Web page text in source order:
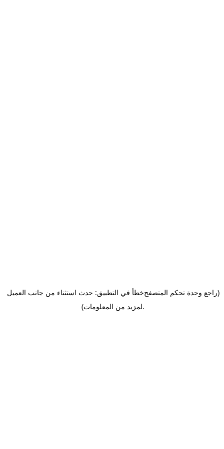
خطأ في التطبيق: حدث استثناء من جانب العميل(راجع وحدة تحكم المتصفح
لمزيد من المعلومات).